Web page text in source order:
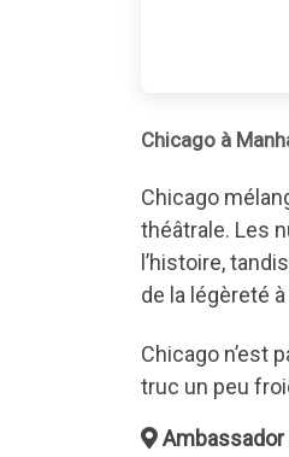
Chicago à
Chicago
théâtrale. Les
l’histoire,
de la légèreté
Chicago n’est
truc un peu